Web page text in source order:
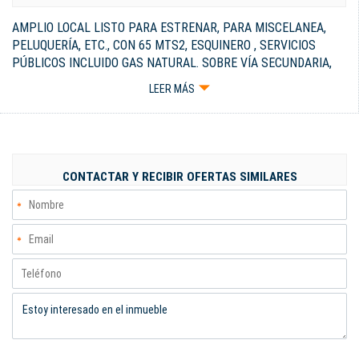
AMPLIO LOCAL LISTO PARA ESTRENAR, PARA MISCELANEA,
PELUQUERÍA, ETC., CON 65 MTS2, ESQUINERO , SERVICIOS
PÚBLICOS INCLUIDO GAS NATURAL. SOBRE VÍA SECUNDARIA,
ALEDAÑO A LA VÍA 40. Código interno: 84933
LEER MÁS
CONTACTAR Y RECIBIR OFERTAS SIMILARES